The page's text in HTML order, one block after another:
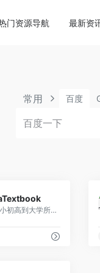
wp-
门资源导航 最新资
常用 百度
国内从小初高到大学所有年级的PDF教材资源下载